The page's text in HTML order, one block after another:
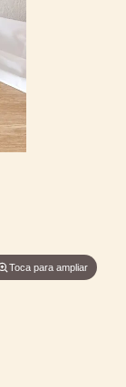
Toca para ampliar